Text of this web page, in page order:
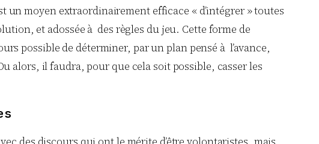
moyen extraordinairement efficace « d’intégrer » toutes
et adossée à des règles du jeu. Cette forme de
possible de déterminer, par un plan pensé à l’avance,
alors, il faudra, pour que cela soit possible, casser les